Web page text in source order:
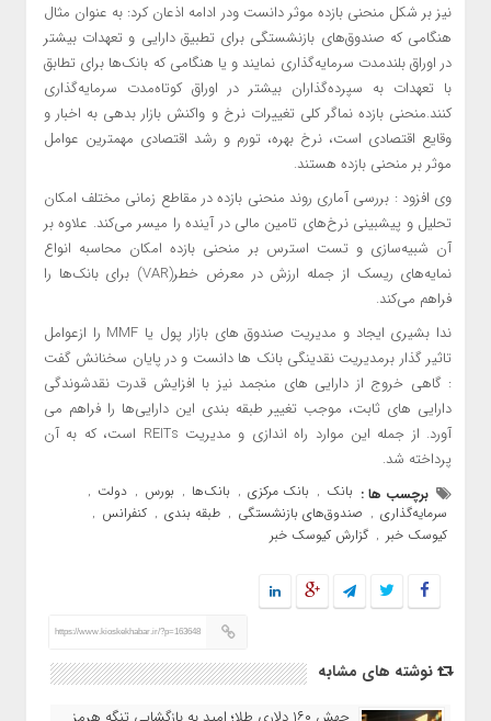
نیز بر شکل منحنی بازده موثر دانست ودر ادامه اذعان کرد: به عنوان مثال
هنگامی که صندوق‌های بازنشستگی برای تطبیق دارایی و تعهدات بیشتر
در اوراق بلندمدت سرمایه‌گذاری نمایند و یا هنگامی که بانک‌ها برای تطابق
با تعهدات به سپرده‌گذاران بیشتر در اوراق کوتاه‌مدت سرمایه‌گذاری
کنند.منحنی بازده نماگر کلی تغییرات نرخ و واکنش بازار بدهی به اخبار و
وقایع اقتصادی است، نرخ بهره، تورم و رشد اقتصادی مهمترین عوامل
موثر بر منحنی بازده هستند.
وی افزود : بررسی آماری روند منحنی بازده در مقاطع زمانی مختلف امکان
تحلیل و پیشبینی نرخ‌های تامین مالی در آینده را میسر می‌کند. علاوه بر
آن شبیه‌سازی و تست استرس بر منحنی بازده امکان محاسبه انواع
نمایه‌های ریسک از جمله ارزش در معرض خطر(VAR) برای بانک‌ها را
فراهم می‌کند.
ندا بشیری ایجاد و مدیریت صندوق های بازار پول یا MMF را ازعوامل
تاثیر گذار برمدیریت نقدینگی بانک ها دانست و در پایان سخنانش گفت
: گاهی خروج از دارایی های منجمد نیز با افزایش قدرت نقدشوندگی
دارایی های ثابت، موجب تغییر طبقه بندی این دارایی‌ها را فراهم می
آورد. از جمله این موارد راه اندازی و مدیریت REITs است، که به آن
پرداخته شد.
برچسب ها : بانک , بانک مرکزی , بانک‌ها , بورس , دولت ,
سرمایه‌گذاری , صندوق‌های بازنشستگی , طبقه بندی , کنفرانس ,
کیوسک خبر , گزارش کیوسک خبر
https://www.kioskekhabar.ir/?p=163648
نوشته های مشابه